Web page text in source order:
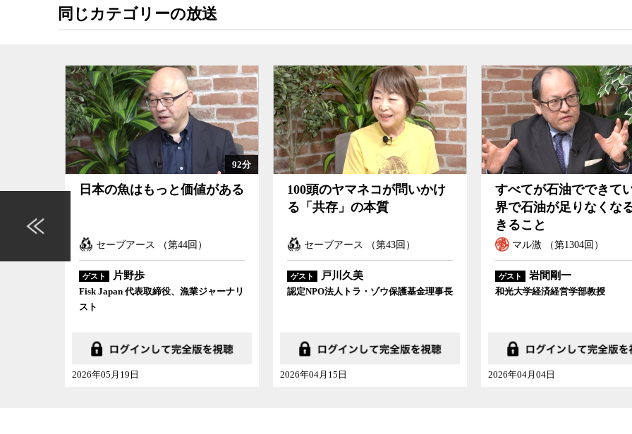
同じカテゴリーの放送
ある
100頭のヤマネコが問いかけ
セーブアース （第43回）
ゲスト 戸川久美
認定NPO法人トラ・ゾウ保護基金理事長
2026年04月15日
すべてが石油でできている世
界で石油が足りなくなると起
マル激 （第1304回）
ゲスト 岩間剛一
和光大学経済経営学部教授
2026年04月04日
日本はどこでポスト福
ネルギー政策を間違え
マル激 （第1302回）
ゲスト 飯田哲也
環境エネルギー政策研究所所長
2026年03月21日